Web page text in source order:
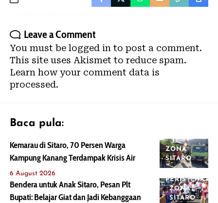
Leave a Comment
You must be logged in to post a comment.
This site uses Akismet to reduce spam.
Learn how your comment data is
processed.
Baca pula:
ZONA
SITARO
Kemarau di Sitaro, 70 Persen Warga
Kampung Kanang Terdampak Krisis Air
6 August 2026
PERISTIWA
ZONA
SITARO
Bendera untuk Anak Sitaro, Pesan Plt
Bupati: Belajar Giat dan Jadi Kebanggaan